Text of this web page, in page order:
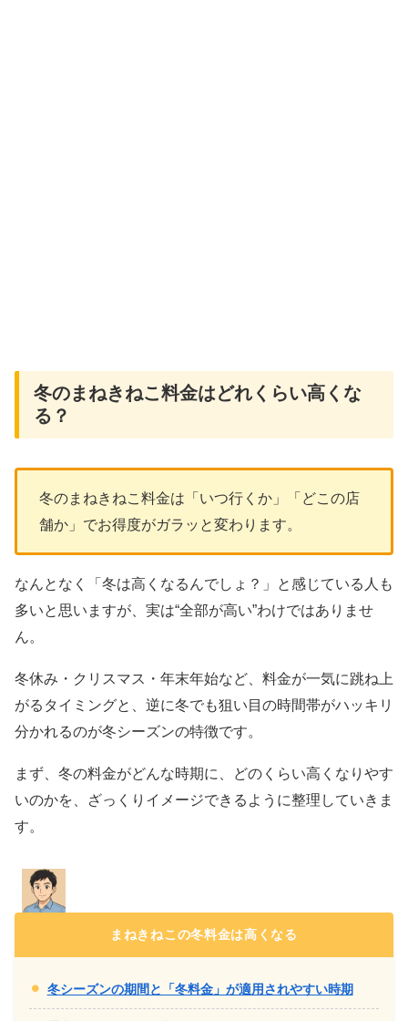
冬のまねきねこ料金はどれくらい高くな
る？
冬のまねきねこ料金は「いつ行くか」「どこの店
舗か」でお得度がガラッと変わります。
なんとなく「冬は高くなるんでしょ？」と感じている人も
多いと思いますが、実は“全部が高い”わけではありませ
ん。
冬休み・クリスマス・年末年始など、料金が一気に跳ね上
がるタイミングと、逆に冬でも狙い目の時間帯がハッキリ
分かれるのが冬シーズンの特徴です。
まず、冬の料金がどんな時期に、どのくらい高くなりやす
いのかを、ざっくりイメージできるように整理していきま
す。
まねきねこの冬料金は高くなる
冬シーズンの期間と「冬料金」が適用されやすい時期